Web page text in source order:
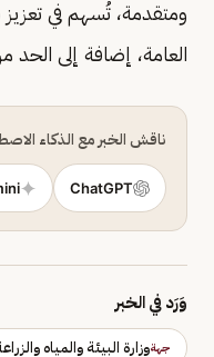
ومتقدمة، تُسهم في
العامة، إضافة إلى الحد
ناقش الخبر مع الذكاء
ChatGPT
وَرَد في الخبر
جهةوزارة البيئة والمياه